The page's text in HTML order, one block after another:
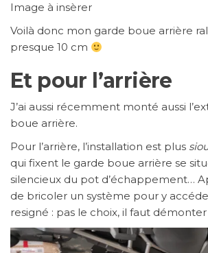
Image à insèrer
Voilà donc mon garde boue arrière
presque 10 cm
Et pour l’arrière
J’ai aussi récemment monté aussi
boue arrière.
Pour l’arrière, l’installation est plus
qui fixent le garde boue arrière se
silencieux du pot d’échappement…
de bricoler un système pour y
resigné : pas le choix, il faut